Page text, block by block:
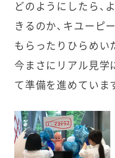
どのようにしたら、
きるのか、キユーピ
もらったりひらめい
今まさにリアル見学
て準備を進めていま